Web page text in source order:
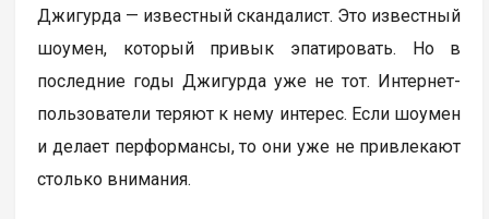
Джигурда — известный скандалист. Это известный
шоумен, который привык эпатировать. Но в
последние годы Джигурда уже не тот. Интернет-
пользователи теряют к нему интерес. Если шоумен
и делает перформансы, то они уже не привлекают
столько внимания.